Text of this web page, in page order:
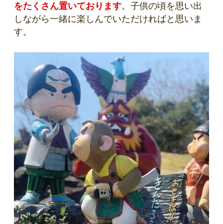
をたくさん置いております。子供の頃を思い出
しながら一緒に楽しんでいただければと思いま
す。